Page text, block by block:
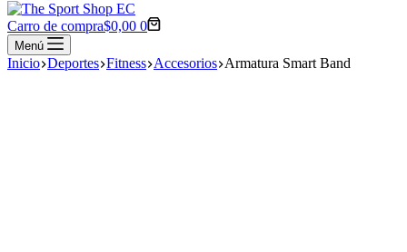
Carro de compra$0,00 0
Menú
Inicio Deportes Fitness Accesorios Armatura Smart Band